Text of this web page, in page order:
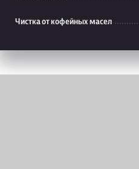
Чистка от кофейных масел